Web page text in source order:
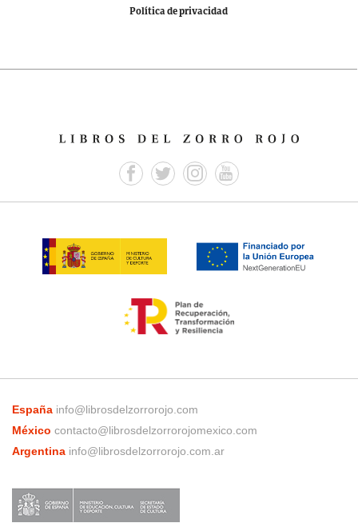
Política de privacidad
España info@librosdelzorrorojo.com
México contacto@librosdelzorrorojomexico.com
Argentina info@librosdelzorrorojo.com.ar